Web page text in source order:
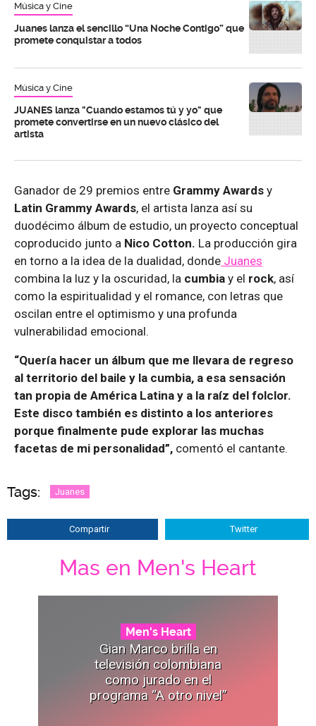
Música y Cine
Juanes lanza el sencillo “Una Noche Contigo” que
promete conquistar a todos
Música y Cine
JUANES lanza "Cuando estamos tú y yo" que
promete convertirse en un nuevo clásico del
artista
Ganador de 29 premios entre Grammy Awards y
Latin Grammy Awards, el artista lanza así su
duodécimo álbum de estudio, un proyecto conceptual
coproducido junto a Nico Cotton. La producción gira
en torno a la idea de la dualidad, donde Juanes
combina la luz y la oscuridad, la cumbia y el rock, así
como la espiritualidad y el romance, con letras que
oscilan entre el optimismo y una profunda
vulnerabilidad emocional.
“Quería hacer un álbum que me llevara de regreso
al territorio del baile y la cumbia, a esa sensación
tan propia de América Latina y a la raíz del folclor.
Este disco también es distinto a los anteriores
porque finalmente pude explorar las muchas
facetas de mi personalidad”, comentó el cantante.
Tags: Juanes
Compartir Twitter
Mas en Men's Heart
Men's Heart
Gian Marco brilla en
televisión colombiana
como jurado en el
programa “A otro nivel”